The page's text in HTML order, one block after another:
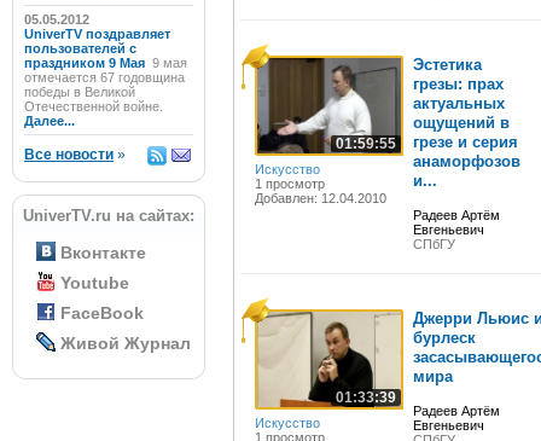
05.05.2012
UniverTV поздравляет
пользователей с
праздником 9 Мая 9 мая
отмечается 67 годовщина
победы в Великой
Отечественной войне.
Далее...
Все новости »
UniverTV.ru на сайтах:
Вконтакте
Youtube
FaceBook
Живой Журнал
01:59:55
Искусство
1 просмотр
Добавлен: 12.04.2010
Эстетика
грезы: прах
актуальных
ощущений в
грезе и серия
анаморфозов
и...
Радеев Артём
Евгеньевич
СПбГУ
01:33:39
Искусство
1 просмотр
Джерри Льюис
бурлеск
мира
Радеев Артём
Евгеньевич